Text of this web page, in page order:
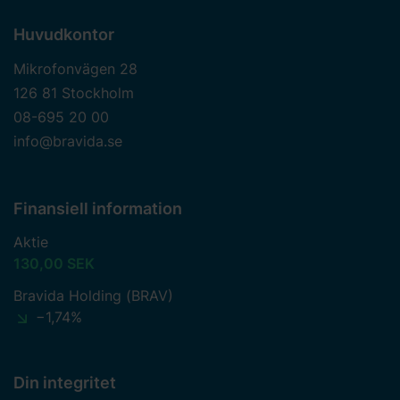
Huvudkontor
Mikrofonvägen 28
126 81 Stockholm
08-695 20 00
info@bravida.se
Finansiell information
Aktie
130,00 SEK
Bravida Holding (BRAV)
−1,74%
Din integritet